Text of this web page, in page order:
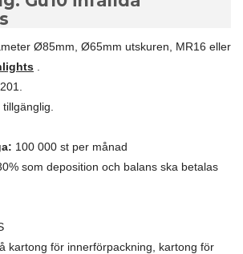
Ø85mm, Ø65mm utskuren, MR16 eller
100 000 st per månad
som deposition och balans ska betalas
kartong för innerförpackning, kartong för